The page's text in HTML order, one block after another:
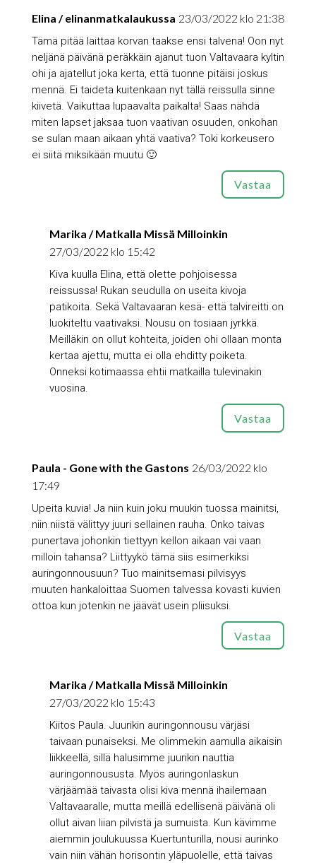
Elina / elinanmatkalaukussa 23/03/2022 klo 21:38
Tämä pitää laittaa korvan taakse ensi talvena! Oon nyt
neljänä päivänä peräkkäin ajanut tuon Valtavaara kyltin
ohi ja ajatellut joka kerta, että tuonne pitäisi joskus
mennä. Ei taideta kuitenkaan nyt tällä reissulla sinne
kiivetä. Vaikuttaa lupaavalta paikalta! Saas nähdä
miten lapset jaksaa tuon vaativan osuuden, onkohan
se sulan maan aikaan yhtä vaativa? Toki korkeusero
ei siitä miksikään muutu 🙂
Vastaa
Marika / Matkalla Missä Milloinkin
27/03/2022 klo 15:42
Kiva kuulla Elina, että olette pohjoisessa
reissussa! Rukan seudulla on useita kivoja
patikoita. Sekä Valtavaaran kesä- että talvireitti on
luokiteltu vaativaksi. Nousu on tosiaan jyrkkä.
Meilläkin on ollut kohteita, joiden ohi ollaan monta
kertaa ajettu, mutta ei olla ehditty poiketa.
Onneksi kotimaassa ehtii matkailla tulevinakin
vuosina.
Vastaa
Paula - Gone with the Gastons 26/03/2022 klo
17:49
Upeita kuvia! Ja niin kuin joku muukin tuossa mainitsi,
niin niistä välittyy juuri sellainen rauha. Onko taivas
punertava johonkin tiettyyn kellon aikaan vai vaan
milloin tahansa? Liittyykö tämä siis esimerkiksi
auringonnousuun? Tuo mainitsemasi pilvisyys
muuten hankaloittaa Suomen talvessa kovasti kuvien
ottoa kun jotenkin ne jäävät usein pliisuksi.
Vastaa
Marika / Matkalla Missä Milloinkin
27/03/2022 klo 15:43
Kiitos Paula. Juurikin auringonnousu värjäsi
taivaan punaiseksi. Me olimmekin aamulla aikaisin
liikkeellä, sillä halusimme juurikin nauttia
auringonnoususta. Myös auringonlaskun
värjäämää taivasta olisi kiva mennä ihailemaan
Valtavaaralle, mutta meillä edellisenä päivänä oli
ollut aivan liian pilvistä ja sumuista. Kun kävimme
aiemmin joulukuussa Kuertunturilla, nousi aurinko
vain niin vähän horisontin yläpuolelle, että taivas